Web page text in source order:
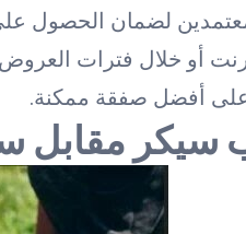
لضمان الحصول
أو خلال فترات
أفضل صفقة ممكنة.
سيكر مقابل